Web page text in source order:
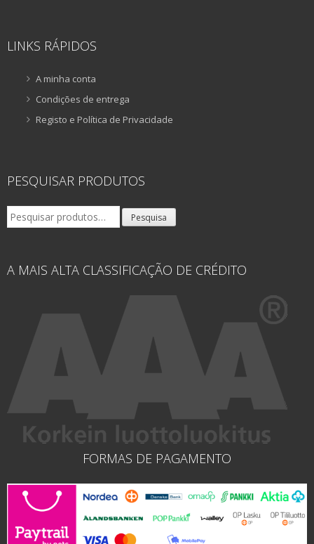
LINKS RÁPIDOS
A minha conta
Condições de entrega
Registo e Política de Privacidade
PESQUISAR PRODUTOS
Pesquisar
por:
Pesquisa
A MAIS ALTA CLASSIFICAÇÃO DE CRÉDITO
FORMAS DE PAGAMENTO